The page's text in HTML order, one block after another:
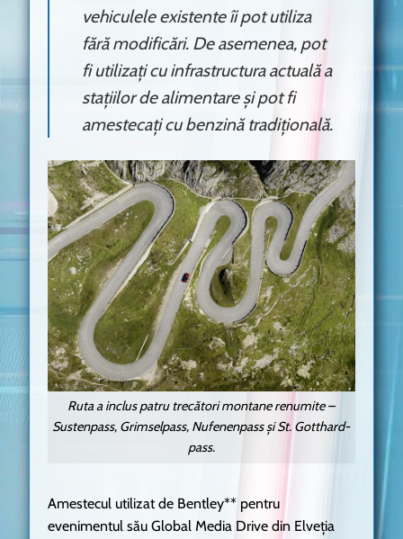
vehiculele existente îi pot utiliza
fără modificări. De asemenea, pot
fi utilizați cu infrastructura actuală a
stațiilor de alimentare și pot fi
amestecați cu benzină tradițională.
Ruta a inclus patru trecători montane renumite –
Sustenpass, Grimselpass, Nufenenpass și St. Gotthard-
pass.
Amestecul utilizat de Bentley** pentru
evenimentul său Global Media Drive din Elveția